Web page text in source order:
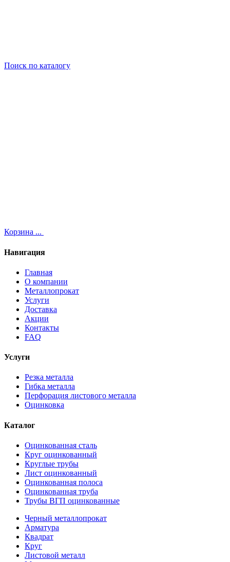
Поиск по каталогу
Корзина ...
Навигация
Главная
О компании
Металлопрокат
Услуги
Доставка
Акции
Контакты
FAQ
Услуги
Резка металла
Гибка металла
Перфорация листового металла
Оцинковка
Каталог
Оцинкованная сталь
Круг оцинкованный
Круглые трубы
Лист оцинкованный
Оцинкованная полоса
Оцинкованная труба
Трубы ВГП оцинкованные
Черный металлопрокат
Арматура
Квадрат
Круг
Листовой металл